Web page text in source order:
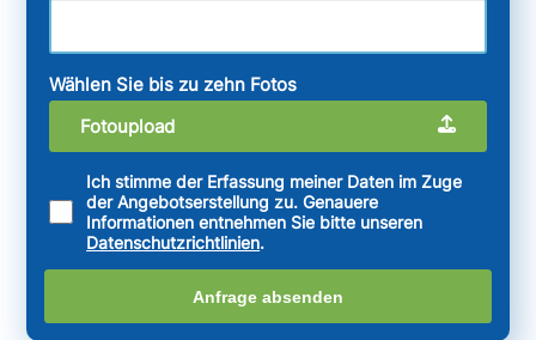
Wählen Sie bis zu zehn Fotos
Fotoupload
Ich stimme der Erfassung meiner Daten im Zuge
der Angebotserstellung zu. Genauere
Informationen entnehmen Sie bitte unseren
Datenschutzrichtlinien.
Anfrage absenden